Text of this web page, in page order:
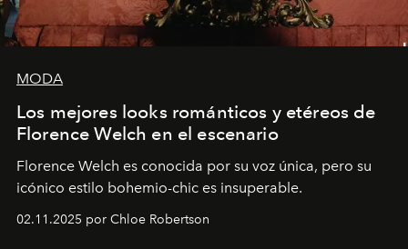
MODA
Los mejores looks románticos y etéreos de
Florence Welch en el escenario
Florence Welch es conocida por su voz única, pero su
icónico estilo bohemio-chic es insuperable.
02.11.2025 por Chloe Robertson